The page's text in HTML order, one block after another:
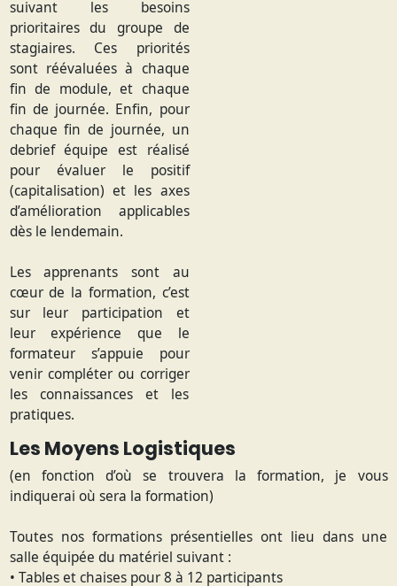
suivant les besoins
prioritaires du groupe de
stagiaires. Ces priorités
sont réévaluées à chaque
fin de module, et chaque
fin de journée. Enfin, pour
chaque fin de journée, un
debrief équipe est réalisé
pour évaluer le positif
(capitalisation) et les axes
d’amélioration applicables
dès le lendemain.
Les apprenants sont au
cœur de la formation, c’est
sur leur participation et
leur expérience que le
formateur s’appuie pour
venir compléter ou corriger
les connaissances et les
pratiques.
Les Moyens Logistiques
(en fonction d’où se trouvera la formation, je vous
indiquerai où sera la formation)
Toutes nos formations présentielles ont lieu dans une
salle équipée du matériel suivant :
• Tables et chaises pour 8 à 12 participants